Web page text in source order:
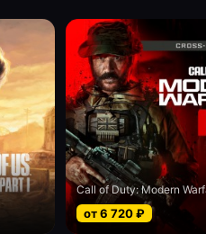
от6 720₽